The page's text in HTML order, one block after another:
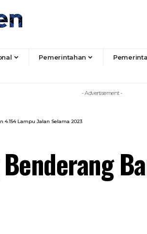
Pemerintahan
- Advertisement -
Lampu Jalan Selama 2023